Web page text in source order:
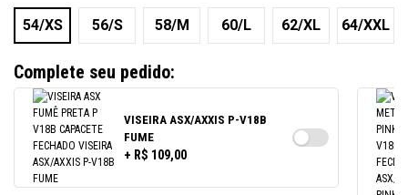
54/XS 56/S 58/M 60/L 62/XL 64/XXL
Complete seu pedido:
VISEIRA ASX/AXXIS P-V18B
FUME
+ R$ 109,00